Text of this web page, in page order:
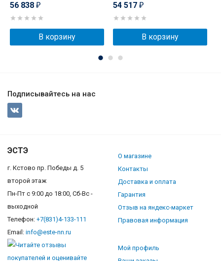
56 838 ₽
В корзину
54 517 ₽
В корзину
Подписывайтесь на нас
ЭСТЭ
г. Кстово пр. Победы д. 5
второй этаж
Пн-Пт с 9:00 до 18:00, Сб-Вс -
выходной
Телефон: +7(831)4-133-111
Email: info@este-nn.ru
О магазине
Контакты
Доставка и оплата
Гарантия
Отзыв на яндекс-маркет
Правовая информация
Мой профиль